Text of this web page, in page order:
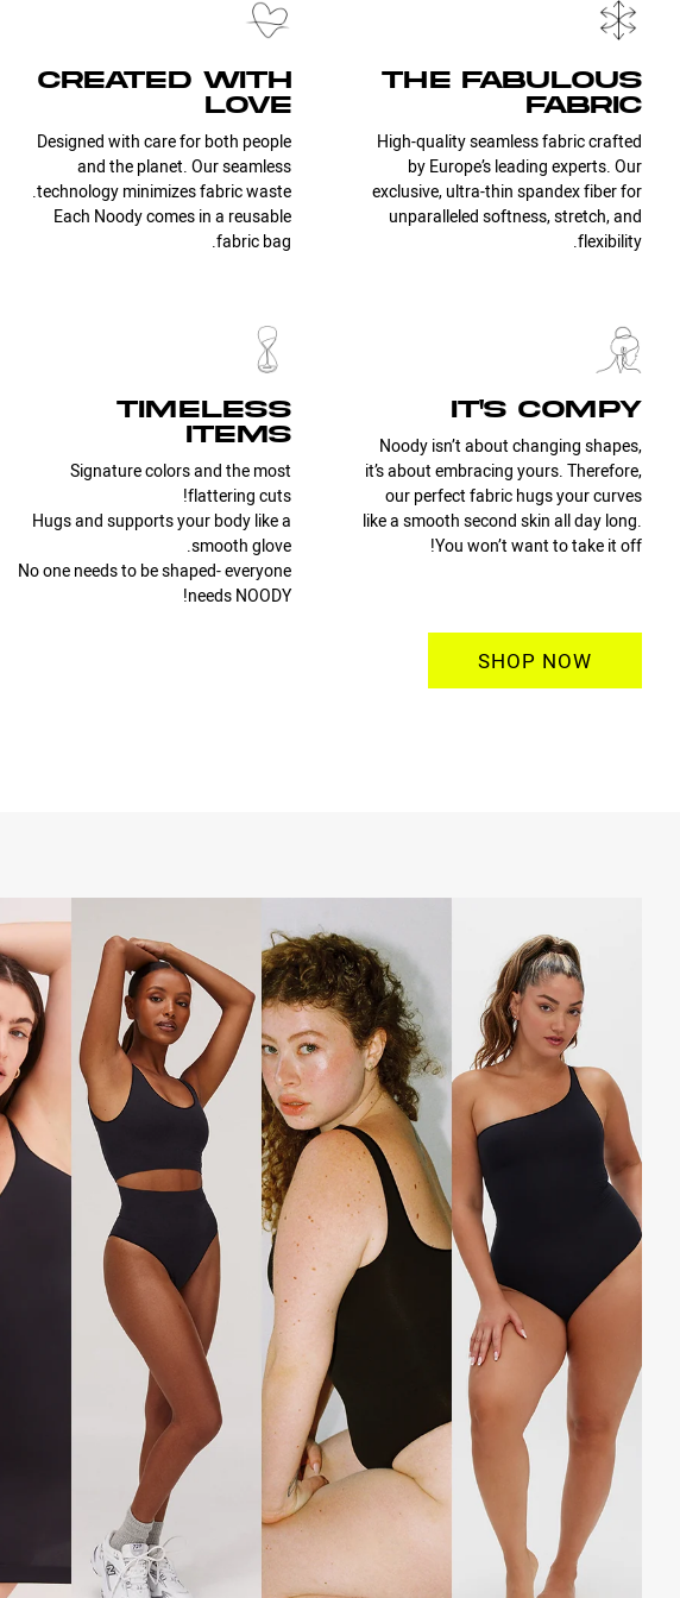
the fabulous
fabric
High-quality seamless fabric crafted
by Europe’s leading experts. Our
exclusive, ultra-thin spandex fiber for
unparalleled softness, stretch, and
flexibility.
created with
love
Designed with care for both people
and the planet. Our seamless
technology minimizes fabric waste.
Each Noody comes in a reusable
fabric bag.
it's compy
Noody isn’t about changing shapes,
it’s about embracing yours. Therefore,
our perfect fabric hugs your curves
like a smooth second skin all day long.
You won’t want to take it off!
timeless
items
Signature colors and the most
flattering cuts!
Hugs and supports your body like a
smooth glove.
No one needs to be shaped- everyone
needs NOODY!
SHOP NOW